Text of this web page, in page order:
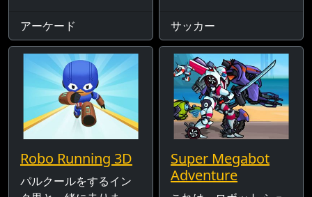
アーケード サッカー
Robo Running 3D
パルクールをするイン
Super Megabot
Adventure